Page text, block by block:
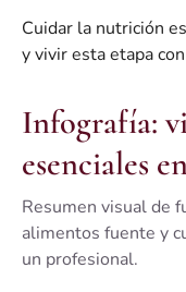
Cuidar la nutrición
y vivir esta etapa
Infografía:
esenciales
Resumen visual de
alimentos fuente y
un profesional.